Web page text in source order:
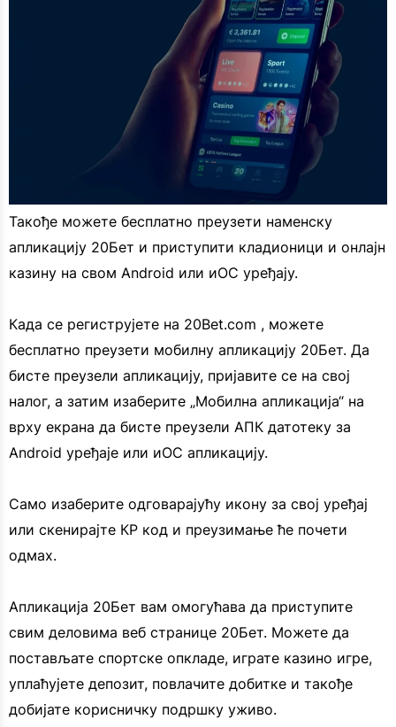
Такође можете бесплатно преузети наменску
апликацију 20Бет и приступити кладионици и онлајн
казину на свом Android или иОС уређају.
Када се региструјете на 20Bet.com , можете
бесплатно преузети мобилну апликацију 20Бет. Да
бисте преузели апликацију, пријавите се на свој
налог, а затим изаберите „Мобилна апликација“ на
врху екрана да бисте преузели АПК датотеку за
Android уређаје или иОС апликацију.
Само изаберите одговарајућу икону за свој уређај
или скенирајте КР код и преузимање ће почети
одмах.
Апликација 20Бет вам омогућава да приступите
свим деловима веб странице 20Бет. Можете да
постављате спортске опкладе, играте казино игре,
уплаћујете депозит, повлачите добитке и такође
добијате корисничку подршку уживо.